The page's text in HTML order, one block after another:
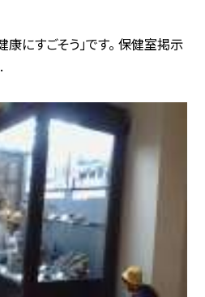
にすごそう」です。 保健室掲示